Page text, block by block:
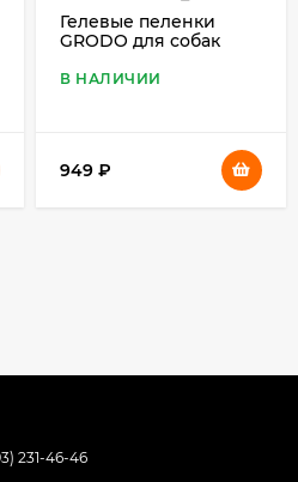
Гелевые пеленки
GRODO для собак
В НАЛИЧИИ
949 ₽
231-46-46